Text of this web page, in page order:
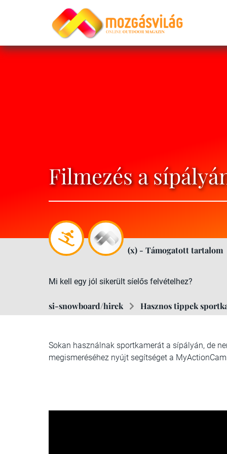
Filmezés a
(x) - Támogatott tartalom
Mi kell egy jól sikerült síelős felvételhez?
si-snowboard/hirek Hasznos tippek
Sokan használnak sportkamerát a sípályán, de
megismeréséhez nyújt segítséget a